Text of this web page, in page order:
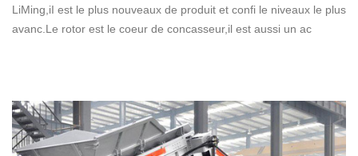
LiMing,iI est le plus nouveaux de produit et confi le niveaux le plus
avanc.Le rotor est le coeur de concasseur,il est aussi un ac